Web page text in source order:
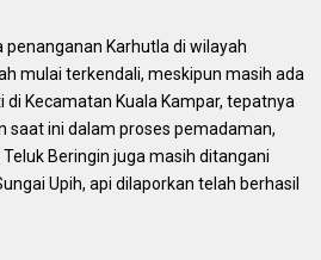
penanganan Karhutla di wilayah
mulai terkendali, meskipun masih ada
Kecamatan Kuala Kampar, tepatnya
saat ini dalam proses pemadaman,
Beringin juga masih ditangani
Upih, api dilaporkan telah berhasil